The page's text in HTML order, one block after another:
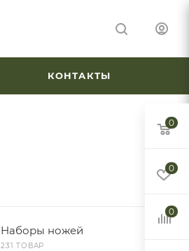
КОНТАКТЫ
Наборы ножей
231 ТОВАР
0
0
0